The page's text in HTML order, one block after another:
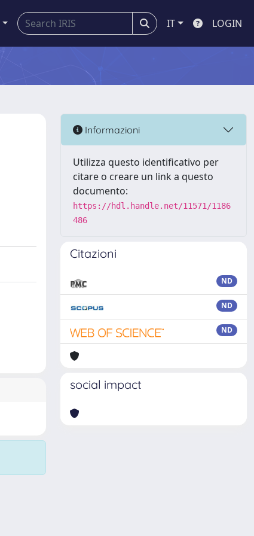
IT LOGIN
Informazioni
Utilizza questo identificativo per
citare o creare un link a questo
documento:
https://hdl.handle.net/11571/1186
486
Citazioni
ND
ND
ND
social impact